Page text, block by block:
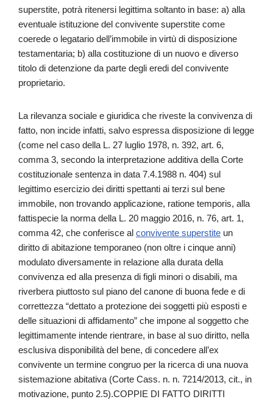
superstite, potrà ritenersi legittima soltanto in base: a) alla
eventuale istituzione del convivente superstite come
coerede o legatario dell’immobile in virtù di disposizione
testamentaria; b) alla costituzione di un nuovo e diverso
titolo di detenzione da parte degli eredi del convivente
proprietario.
La rilevanza sociale e giuridica che riveste la convivenza di
fatto, non incide infatti, salvo espressa disposizione di legge
(come nel caso della L. 27 luglio 1978, n. 392, art. 6,
comma 3, secondo la interpretazione additiva della Corte
costituzionale sentenza in data 7.4.1988 n. 404) sul
legittimo esercizio dei diritti spettanti ai terzi sul bene
immobile, non trovando applicazione, ratione temporis, alla
fattispecie la norma della L. 20 maggio 2016, n. 76, art. 1,
comma 42, che conferisce al convivente superstite un
diritto di abitazione temporaneo (non oltre i cinque anni)
modulato diversamente in relazione alla durata della
convivenza ed alla presenza di figli minori o disabili, ma
riverbera piuttosto sul piano del canone di buona fede e di
correttezza “dettato a protezione dei soggetti più esposti e
delle situazioni di affidamento” che impone al soggetto che
legittimamente intende rientrare, in base al suo diritto, nella
esclusiva disponibilità del bene, di concedere all’ex
convivente un termine congruo per la ricerca di una nuova
sistemazione abitativa (Corte Cass. n. n. 7214/2013, cit., in
motivazione, punto 2.5).COPPIE DI FATTO DIRITTI